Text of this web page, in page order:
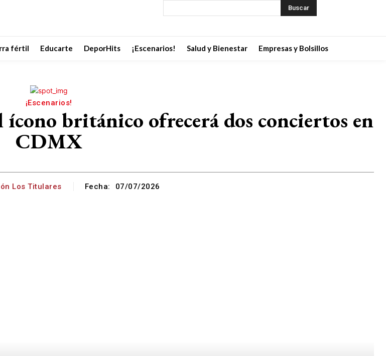
Buscar
fértil Educarte DeporHits ¡Escenarios! Salud y Bienestar Empresas y Bolsillos
¡Escenarios!
ícono británico ofrecerá dos conciertos en
CDMX
Los Titulares Fecha: 07/07/2026